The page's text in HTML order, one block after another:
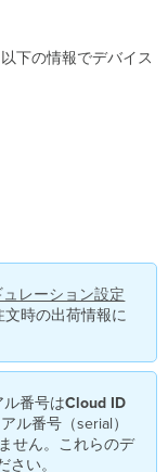
下の情報でデバイス
ュレーション設定
時の出荷情報に
ル番号はCloud ID
ル番号（serial）
せん。これらのデ
い。